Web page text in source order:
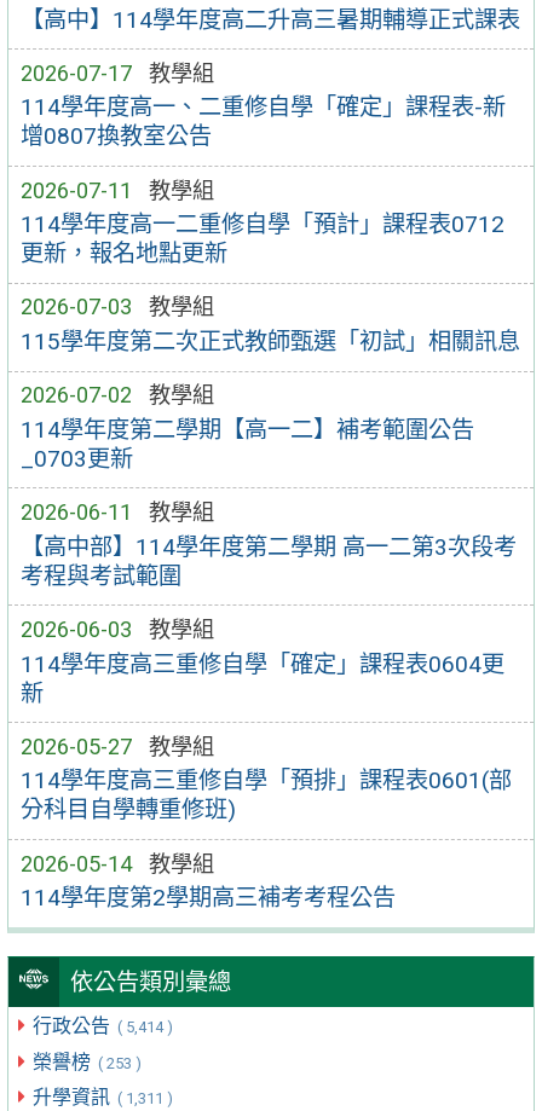
【高中】114學年度高二升高三暑期輔導正式課表
2026-07-17 教學組
114學年度高一、二重修自學「確定」課程表-新
增0807換教室公告
2026-07-11 教學組
114學年度高一二重修自學「預計」課程表0712
更新，報名地點更新
2026-07-03 教學組
115學年度第二次正式教師甄選「初試」相關訊息
2026-07-02 教學組
114學年度第二學期【高一二】補考範圍公告
_0703更新
2026-06-11 教學組
【高中部】114學年度第二學期 高一二第3次段考
考程與考試範圍
2026-06-03 教學組
114學年度高三重修自學「確定」課程表0604更
新
2026-05-27 教學組
114學年度高三重修自學「預排」課程表0601(部
分科目自學轉重修班)
2026-05-14 教學組
114學年度第2學期高三補考考程公告
依公告類別彙總
行政公告 ( 5,414 )
榮譽榜 ( 253 )
升學資訊 ( 1,311 )